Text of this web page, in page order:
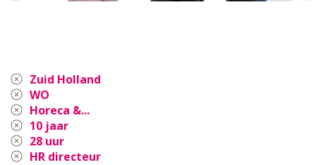
Zuid Holland
WO
Horeca &...
10 jaar
28 uur
HR directeur